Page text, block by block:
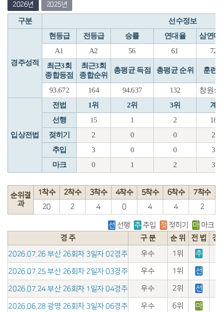
2026년 2025년
구분 선수정보
경주성적
현등급 전등급 승률 연대율
삼연대
A1
A2 56 61
72
최근3회
종합등점
최근3회
종합순위
총평균 득점 총평균 순위 훈련
93.672 164 94.637 132 창원상
입상전법
전법 1위 2위 3위
계
선행
15 1 2
18
젖히기
2 0 0
2
추입
3 0 0
3
마크
0 1 2 3
순위결
과
1착수 2착수 3착수 4착수 5착수 6착수
7착수
20
2 4 0 4 4 2
선 선행 추 추입 젖 젖히기 마 마크
경 주
구 분 순 위 전 법
경
2026.07.26 부산 26회차 3일자 02경주
우수 1위 추
2026.07.25 부산 26회차 2일자 03경주 우수 1위 선
2026.07.24 부산 26회차 1일자 04경주 우수 2위 선
2026.06.28 광명 26회차 3일자 06경주 우수 6위 마